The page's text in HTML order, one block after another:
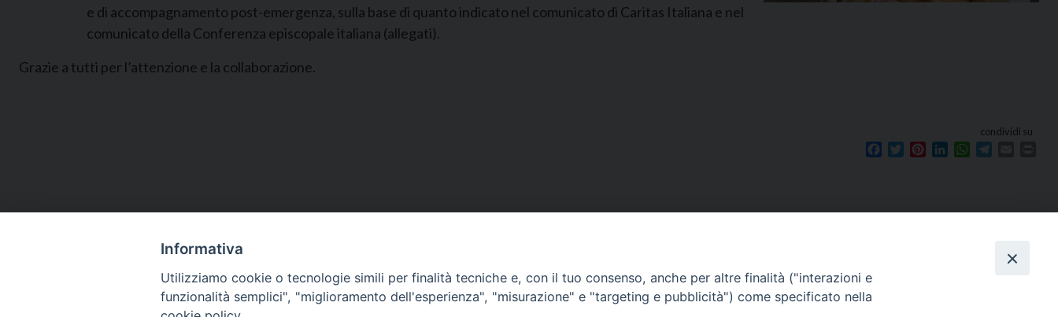
e di accompagnamento post-emergenza, sulla base di quanto indicato nel comunicato di Caritas Italiana e nel
comunicato della Conferenza episcopale italiana (allegati).
Grazie a tutti per l’attenzione e la collaborazione.
condividi su
Facebook
TwitterPinterestLinkedInWhatsApp
9.30 alle ore 12.30.
Tel. 090.9146045
Informativa
Utilizziamo cookie o tecnologie simili per finalità tecniche e, con il tuo consenso, anche per altre finalità ("interazioni e
funzionalità semplici", "miglioramento dell'esperienza", "misurazione" e "targeting e pubblicità") come specificato nella